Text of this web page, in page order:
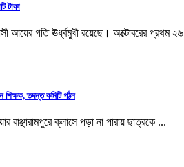
টাকা
আয়ের গতি ঊর্ধ্বমুখী রয়েছে। অক্টোবরের প্রথম ২৬
শিক্ষক, তদন্ত কমিটি গঠন
বাঞ্ছারামপুরে ক্লাসে পড়া না পারায় ছাত্রকে ...